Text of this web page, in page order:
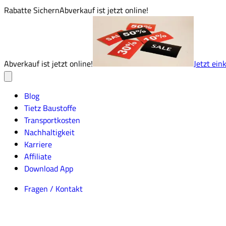
Rabatte SichernAbverkauf ist jetzt online!
Abverkauf ist jetzt online! Jetzt
Blog
Tietz Baustoffe
Transportkosten
Nachhaltigkeit
Karriere
Affiliate
Download App
Fragen / Kontakt